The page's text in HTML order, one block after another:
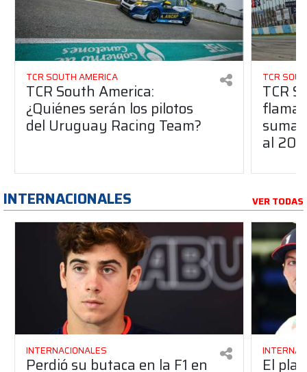
TCR SOUTH AMERICA
TCR South America:
¿Quiénes serán los pilotos
del Uruguay Racing Team?
TCR
TCR
suma
al
INTERNACIONALES VER TODAS
INTERNACIONALES
Perdió su butaca en la F1 en El